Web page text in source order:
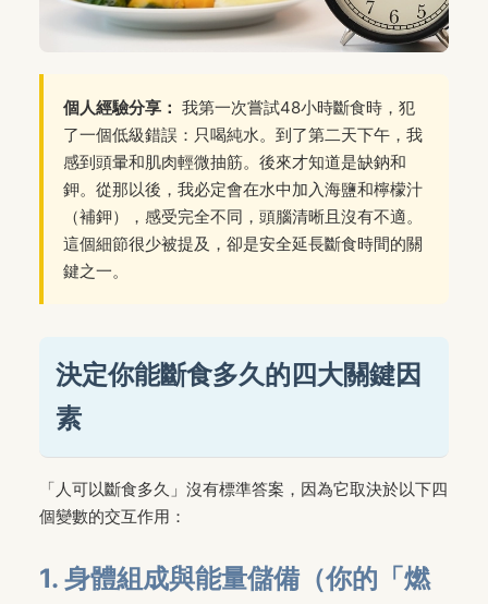
個人經驗分享： 我第一次嘗試48小時斷食時，犯
了一個低級錯誤：只喝純水。到了第二天下午，我
感到頭暈和肌肉輕微抽筋。後來才知道是缺鈉和
鉀。從那以後，我必定會在水中加入海鹽和檸檬汁
（補鉀），感受完全不同，頭腦清晰且沒有不適。
這個細節很少被提及，卻是安全延長斷食時間的關
鍵之一。
決定你能斷食多久的四大關鍵因
素
「人可以斷食多久」沒有標準答案，因為它取決於以下四
個變數的交互作用：
1. 身體組成與能量儲備（你的「燃